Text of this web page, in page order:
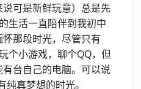
可是新鲜玩意）总是先
生活一直陪伴到我初中
那段时光，尽管只有
个小游戏，聊个QQ，但
台自己的电脑。可以说
真梦想的时光。